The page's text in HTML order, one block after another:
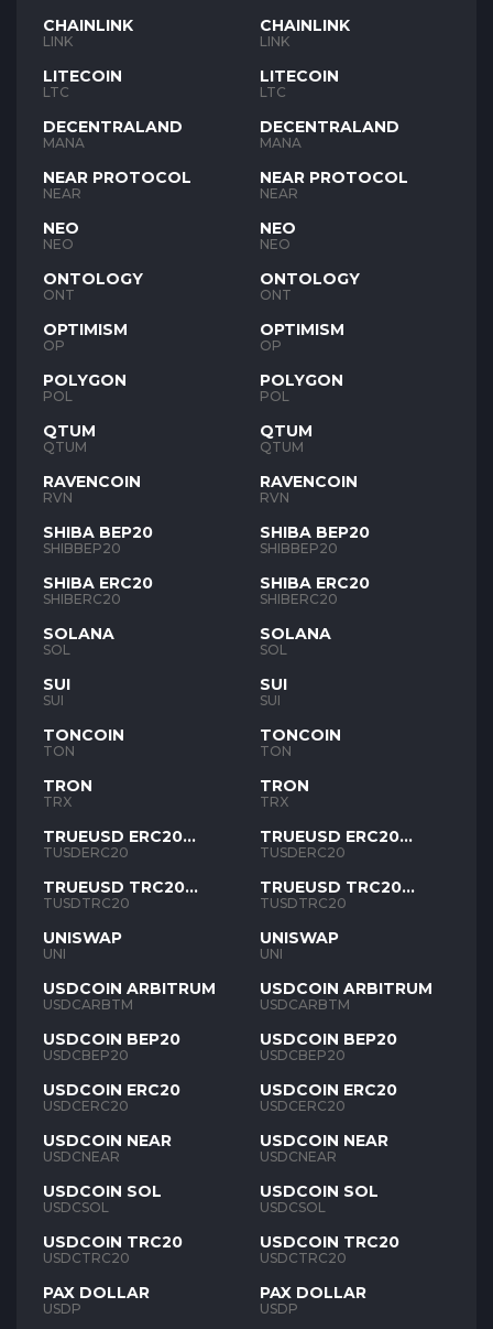
CHAINLINK
LINK
LITECOIN
LTC
DECENTRALAND
MANA
NEAR PROTOCOL
NEAR
NEO
NEO
ONTOLOGY
ONT
OPTIMISM
OP
POLYGON
POL
QTUM
QTUM
RAVENCOIN
RVN
SHIBA BEP20
SHIBBEP20
SHIBA ERC20
SHIBERC20
SOLANA
SOL
SUI
SUI
TONCOIN
TON
TRON
TRX
TRUEUSD ERC20
TUSD
TUSDERC20
TRUEUSD TRC20
TUSD
TUSDTRC20
UNISWAP
UNI
USDCOIN ARBITRUM
USDCARBTM
USDCOIN BEP20
USDCBEP20
USDCOIN ERC20
USDCERC20
USDCOIN NEAR
USDCNEAR
USDCOIN SOL
USDCSOL
USDCOIN TRC20
USDCTRC20
PAX DOLLAR
USDP
CHAINLINK
LINK
LITECOIN
LTC
DECENTRALAND
MANA
NEAR PROTOCOL
NEAR
NEO
NEO
ONTOLOGY
ONT
OPTIMISM
OP
POLYGON
POL
QTUM
QTUM
RAVENCOIN
RVN
SHIBA BEP20
SHIBBEP20
SHIBA ERC20
SHIBERC20
SOLANA
SOL
SUI
SUI
TONCOIN
TON
TRON
TRX
TRUEUSD ERC20
TUSD
TUSDERC20
TRUEUSD TRC20
TUSD
TUSDTRC20
UNISWAP
UNI
USDCOIN ARBITRUM
USDCARBTM
USDCOIN BEP20
USDCBEP20
USDCOIN ERC20
USDCERC20
USDCOIN NEAR
USDCNEAR
USDCOIN SOL
USDCSOL
USDCOIN TRC20
USDCTRC20
PAX DOLLAR
USDP